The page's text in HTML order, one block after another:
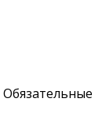
Обязательные